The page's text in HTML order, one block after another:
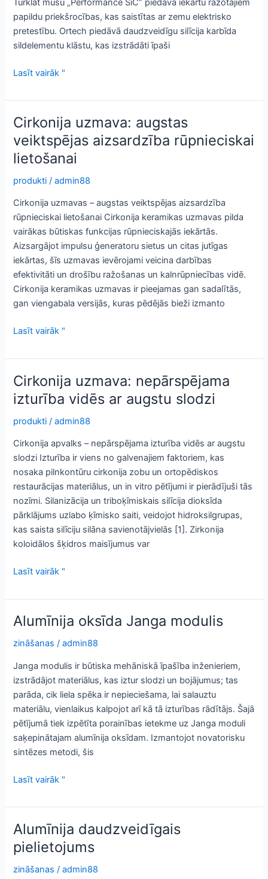
Turklāt mūsu „Performance SiC” piedāvā iekārtu ražotājiem
papildu priekšrocības, kas saistītas ar zemu elektrisko
pretestību. Ortech piedāvā daudzveidīgu silīcija karbīda
sildelementu klāstu, kas izstrādāti īpaši
Augstas
inovācija:
modernas
silīcija
karbīda
stieņi
Lasīt vairāk "
Cirkonija uzmava: augstas
veiktspējas aizsardzība rūpnieciskai
lietošanai
produkti /admin88
Cirkonija uzmavas – augstas veiktspējas aizsardzība
rūpnieciskai lietošanai Cirkonija keramikas uzmavas pilda
vairākas būtiskas funkcijas rūpnieciskajās iekārtās.
Aizsargājot impulsu ģeneratoru sietus un citas jutīgas
iekārtas, šīs uzmavas ievērojami veicina darbības
efektivitāti un drošību ražošanas un kalnrūpniecības vidē.
Cirkonija keramikas uzmavas ir pieejamas gan sadalītās,
gan viengabala versijās, kuras pēdējās bieži izmanto
Cirkonija
augstas
veiktspējas
aizsardzība
rūpnieciskai
lietošanai
Lasīt vairāk "
Cirkonija uzmava: nepārspējama
izturība vidēs ar augstu slodzi
produkti /admin88
Cirkonija apvalks – nepārspējama izturība vidēs ar augstu
slodzi Izturība ir viens no galvenajiem faktoriem, kas
nosaka pilnkontūru cirkonija zobu un ortopēdiskos
restaurācijas materiālus, un in vitro pētījumi ir pierādījuši tās
nozīmi. Silanizācija un triboķīmiskais silīcija dioksīda
pārklājums uzlabo ķīmisko saiti, veidojot hidroksilgrupas,
kas saista silīciju silāna savienotājvielās [1]. Zirkonija
koloidālos šķidros maisījumus var
Cirkonija
nepārspējama
izturība
vidēs
ar
slodzi
Lasīt vairāk "
Alumīnija oksīda Janga modulis
zināšanas /admin88
Janga modulis ir būtiska mehāniskā īpašība inženieriem,
izstrādājot materiālus, kas iztur slodzi un bojājumus; tas
parāda, cik liela spēka ir nepieciešama, lai salauztu
materiālu, vienlaikus kalpojot arī kā tā izturības rādītājs. Šajā
pētījumā tiek izpētīta porainības ietekme uz Janga moduli
saķepinātajam alumīnija oksīdam. Izmantojot novatorisku
sintēzes metodi, šis
Alumīnija
Janga
modulis
Lasīt vairāk "
Alumīnija daudzveidīgais
pielietojums
zināšanas /admin88